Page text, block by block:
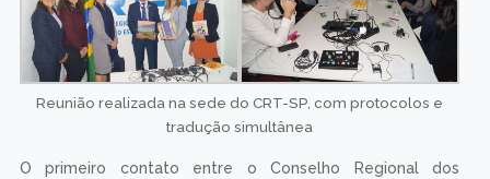
Reunião realizada na sede do CRT-SP, com protocolos e
tradução simultânea
O primeiro contato entre o Conselho Regional dos